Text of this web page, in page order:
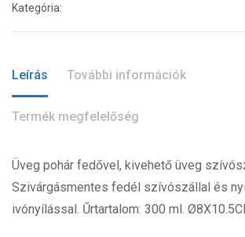
Kategória:
Leírás További információk
Termék megfelelőség
Üveg pohár fedővel, kivehető üveg
Szivárgásmentes fedél szívószállal és
ivónyílással. Űrtartalom: 300 ml.